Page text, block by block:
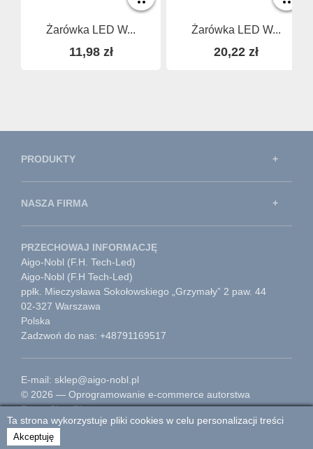
Żarówka LED W...
11,98 zł
Żarówka LED W...
20,22 zł
PRODUKTY
NASZA FIRMA
PRZECHOWAJ INFORMACJĘ
Aigo-Nobl (F.H. Tech-Led)
Aigo-Nobl (F.H Tech-Led)
ppłk. Mieczysława Sokołowskiego „Grzymały” 2 paw. 44
02-327 Warszawa
Polska
Zadzwoń do nas: +48791169517
E-mail: sklep@aigo-nobl.pl
© 2026 — Oprogramowanie e-commerce autorstwa
PrestaShop™
Przejdź do strony głównej
Ta strona wykorzystuje pliki cookies w celu personalizacji treści
Akceptuję